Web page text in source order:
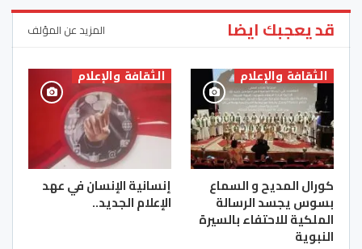
قد يعجبك ايضا المزيد عن المؤلف
الثقافة والإعلام
كورال المديح و السماع
بسوس يجسد الرسالة
الملكية للاحتفاء بالسيرة
النبوية
الثقافة والإعلام
إنسانية الإنسان في عهد
الإعلام الجديد..